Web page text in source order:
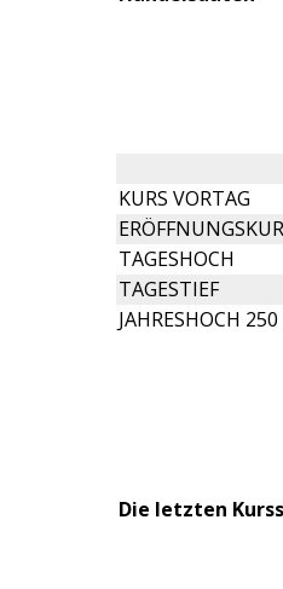
KURS VORTAG
TAGESHOCH
TAGESTIEF
JAHRESHOCH
Die letzten